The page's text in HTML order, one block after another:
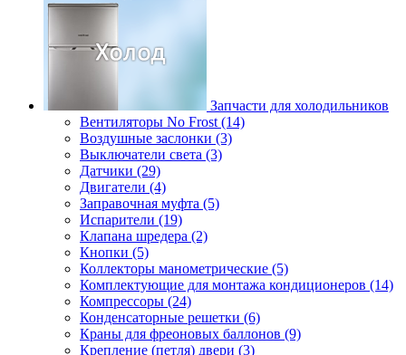
Запчасти для холодильников
Вентиляторы No Frost (14)
Воздушные заслонки (3)
Выключатели света (3)
Датчики (29)
Двигатели (4)
Заправочная муфта (5)
Испарители (19)
Клапана шредера (2)
Кнопки (5)
Коллекторы манометрические (5)
Комплектующие для монтажа кондиционеров (14)
Компрессоры (24)
Конденсаторные решетки (6)
Краны для фреоновых баллонов (9)
Крепление (петля) двери (3)